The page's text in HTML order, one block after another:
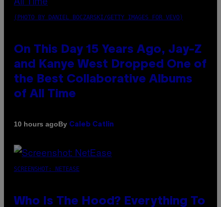
(PHOTO BY DANIEL BOCZARSKI/GETTY IMAGES FOR VEVO)
On This Day 15 Years Ago, Jay-Z
and Kanye West Dropped One of
the Best Collaborative Albums
of All Time
10 hours agoBy Caleb Catlin
SCREENSHOT: NETEASE
Who Is The Hood? Everything To